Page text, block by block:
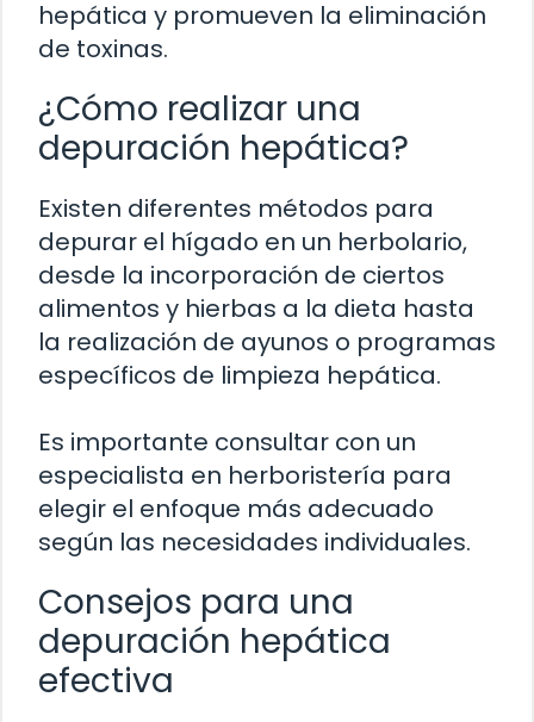
hepática y promueven la eliminación
de toxinas.
¿Cómo realizar una
depuración hepática?
Existen diferentes métodos para
depurar el hígado en un herbolario,
desde la incorporación de ciertos
alimentos y hierbas a la dieta hasta
la realización de ayunos o programas
específicos de limpieza hepática.
Es importante consultar con un
especialista en herboristería para
elegir el enfoque más adecuado
según las necesidades individuales.
Consejos para una
depuración hepática
efectiva